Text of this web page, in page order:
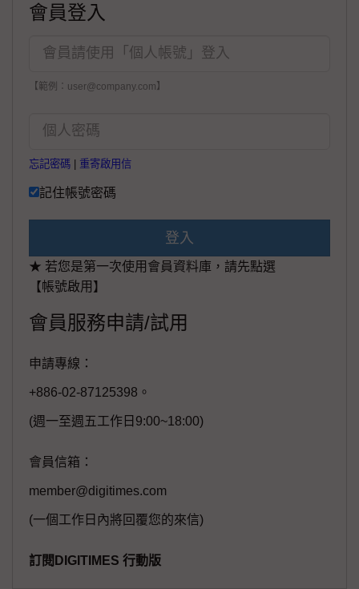
會員登入
【範例：user@company.com】
忘記密碼 重寄啟用信
記住帳號密碼
登入
★ 若您是第一次使用會員資料庫，請先點選
【帳號啟用】
會員服務申請/試用
申請專線：
+886-02-87125398。
(週一至週五工作日9:00~18:00)
會員信箱：
member@digitimes.com
(一個工作日內將回覆您的來信)
訂閱DIGITIMES 行動版